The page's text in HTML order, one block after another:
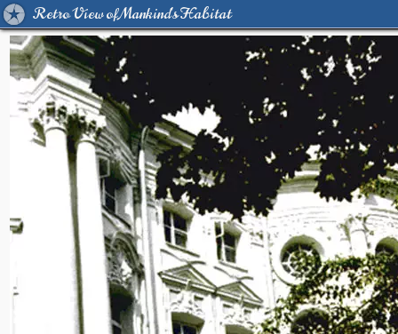
Retro View of Mankind's Habitat